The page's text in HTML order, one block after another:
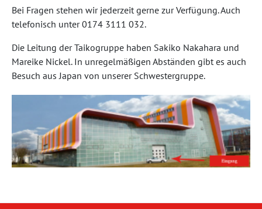
Bei Fragen stehen wir jederzeit gerne zur Verfügung. Auch
telefonisch unter 0174 3111 032.
Die Leitung der Taikogruppe haben Sakiko Nakahara und
Mareike Nickel. In unregelmäßigen Abständen gibt es auch
Besuch aus Japan von unserer Schwestergruppe.